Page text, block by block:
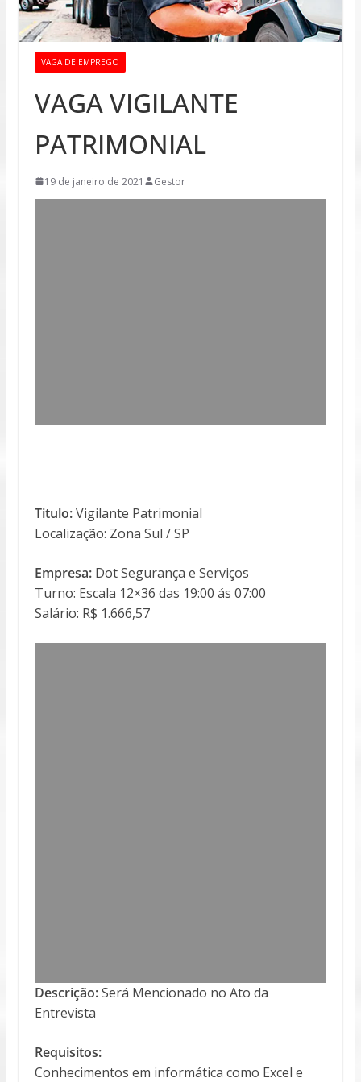
VAGA DE EMPREGO
VAGA VIGILANTE
PATRIMONIAL
19 de janeiro de 2021 Gestor
Titulo:Vigilante Patrimonial
Localização: Zona Sul / SP
Empresa:Dot Segurança e Serviços
Turno: Escala 12×36 das 19:00 ás 07:00
Salário: R$ 1.666,57
Descrição:Será Mencionado no Ato da
Entrevista
Requisitos:
Conhecimentos em informática como Excel e